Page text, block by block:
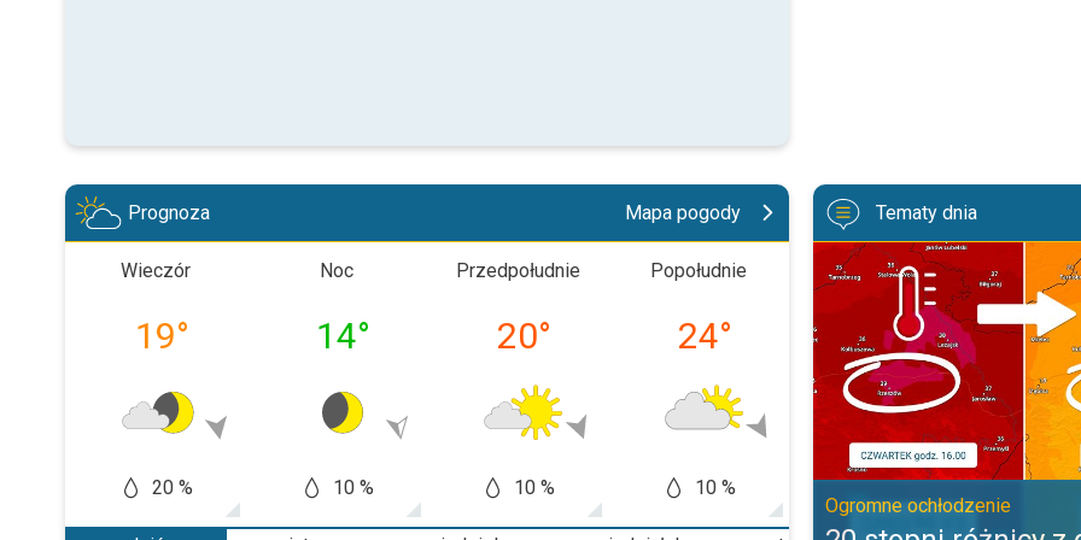
Prognoza Mapa pogody
Wieczór
19°
20 %
Noc
14°
10 %
Przedpołudnie
20°
10 %
Popołudnie
24°
10 %
Wieczór
17°
5 %
Noc
10
0
Tematy dnia
20 stopni różnicy z dnia na
Ogromne ochłodzenie